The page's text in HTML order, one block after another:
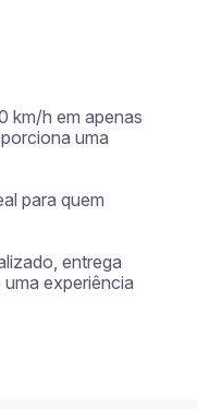
km/h em apenas
uma
para quem
entrega
experiência